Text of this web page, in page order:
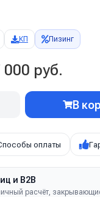
КП Лизинг
000 руб.
В
оплаты
и B2B
расчёт,